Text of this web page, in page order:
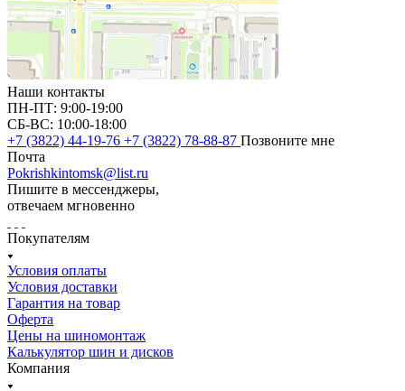
Наши контакты
ПН-ПТ: 9:00-19:00
СБ-ВС: 10:00-18:00
+7 (3822) 44-19-76 +7 (3822) 78-88-87 Позвоните мне
Почта
Pokrishkintomsk@list.ru
Пишите в мессенджеры,
отвечаем мгновенно
Покупателям
Условия оплаты
Условия доставки
Гарантия на товар
Оферта
Цены на шиномонтаж
Калькулятор шин и дисков
Компания